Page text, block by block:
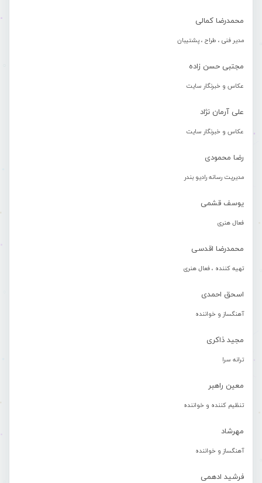
محمدرضا کمالی
مدیر فنی ، طراح ، پشتیبان
مجتبی حسن زاده
عکاس و خبرنگار سایت
علی آرمان نژاد
عکاس و خبرنگار سایت
رضا محمودی
مدیریت رسانه رادیو بندر
یوسف قشمی
فعال هنری
محمدرضا اقدسی
تهیه کننده ، فعال هنری
اسحق احمدی
آهنگساز و خواننده
مجید ذاکری
ترانه سرا
معین راهبر
تنظیم کننده و خواننده
مهرشاد
آهنگساز و خواننده
فرشید ادهمی